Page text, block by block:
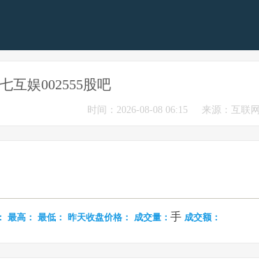
互娱002555股吧
来源：互联网
时间：2026-08-08 06:15
最高： 最低： 昨天收盘价格： 成交量： 手 成交额：